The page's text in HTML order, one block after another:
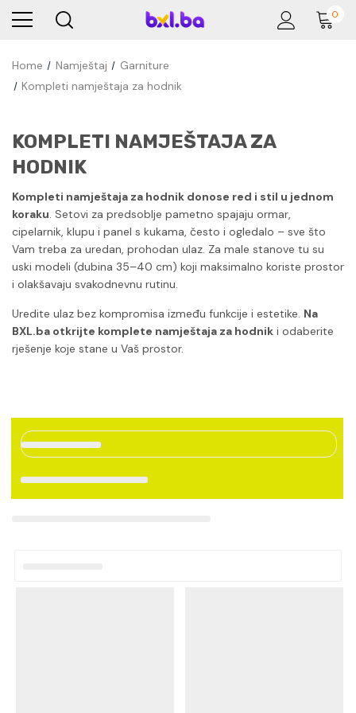
0
Home Namještaj
Garniture
Kompleti namještaja za hodnik
KOMPLETI NAMJEŠTAJA ZA
HODNIK
Kompleti namještaja za hodnik donose red i stil u jednom
koraku. Setovi za predsoblje pametno spajaju ormar,
cipelarnik, klupu i panel s kukama, često i ogledalo – sve što
Vam treba za uredan, prohodan ulaz. Za male stanove tu su
uski modeli (dubina 35–40 cm) koji maksimalno koriste prostor
i olakšavaju svakodnevnu rutinu.
Uredite ulaz bez kompromisa između funkcije i estetike. Na
BXL.ba otkrijte komplete namještaja za hodnik i odaberite
rješenje koje stane u Vaš prostor.